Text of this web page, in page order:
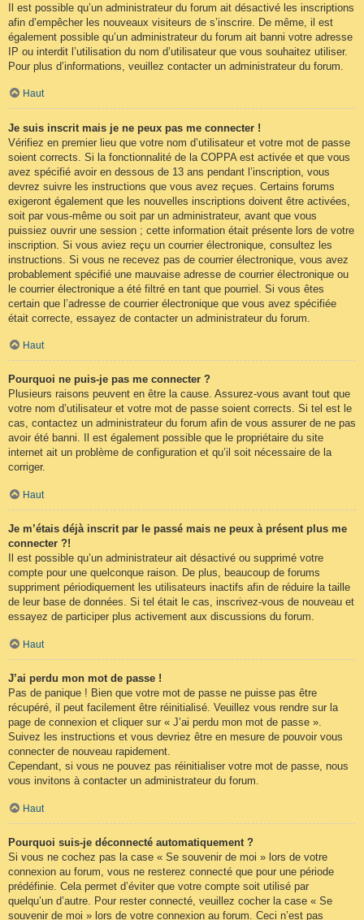
Il est possible qu’un administrateur du forum ait désactivé les inscriptions
afin d’empêcher les nouveaux visiteurs de s’inscrire. De même, il est
également possible qu’un administrateur du forum ait banni votre adresse
IP ou interdit l’utilisation du nom d’utilisateur que vous souhaitez utiliser.
Pour plus d’informations, veuillez contacter un administrateur du forum.
Haut
Je suis inscrit mais je ne peux pas me connecter !
Vérifiez en premier lieu que votre nom d’utilisateur et votre mot de passe
soient corrects. Si la fonctionnalité de la COPPA est activée et que vous
avez spécifié avoir en dessous de 13 ans pendant l’inscription, vous
devrez suivre les instructions que vous avez reçues. Certains forums
exigeront également que les nouvelles inscriptions doivent être activées,
soit par vous-même ou soit par un administrateur, avant que vous
puissiez ouvrir une session ; cette information était présente lors de votre
inscription. Si vous aviez reçu un courrier électronique, consultez les
instructions. Si vous ne recevez pas de courrier électronique, vous avez
probablement spécifié une mauvaise adresse de courrier électronique ou
le courrier électronique a été filtré en tant que pourriel. Si vous êtes
certain que l’adresse de courrier électronique que vous avez spécifiée
était correcte, essayez de contacter un administrateur du forum.
Haut
Pourquoi ne puis-je pas me connecter ?
Plusieurs raisons peuvent en être la cause. Assurez-vous avant tout que
votre nom d’utilisateur et votre mot de passe soient corrects. Si tel est le
cas, contactez un administrateur du forum afin de vous assurer de ne pas
avoir été banni. Il est également possible que le propriétaire du site
internet ait un problème de configuration et qu’il soit nécessaire de la
corriger.
Haut
Je m’étais déjà inscrit par le passé mais ne peux à présent plus me
connecter ?!
Il est possible qu’un administrateur ait désactivé ou supprimé votre
compte pour une quelconque raison. De plus, beaucoup de forums
suppriment périodiquement les utilisateurs inactifs afin de réduire la taille
de leur base de données. Si tel était le cas, inscrivez-vous de nouveau et
essayez de participer plus activement aux discussions du forum.
Haut
J’ai perdu mon mot de passe !
Pas de panique ! Bien que votre mot de passe ne puisse pas être
récupéré, il peut facilement être réinitialisé. Veuillez vous rendre sur la
page de connexion et cliquer sur « J’ai perdu mon mot de passe ».
Suivez les instructions et vous devriez être en mesure de pouvoir vous
connecter de nouveau rapidement.
Cependant, si vous ne pouvez pas réinitialiser votre mot de passe, nous
vous invitons à contacter un administrateur du forum.
Haut
Pourquoi suis-je déconnecté automatiquement ?
Si vous ne cochez pas la case « Se souvenir de moi » lors de votre
connexion au forum, vous ne resterez connecté que pour une période
prédéfinie. Cela permet d’éviter que votre compte soit utilisé par
quelqu’un d’autre. Pour rester connecté, veuillez cocher la case « Se
souvenir de moi » lors de votre connexion au forum. Ceci n’est pas